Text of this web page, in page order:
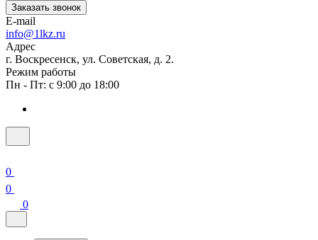
Заказать звонок
E-mail
info@1lkz.ru
Адрес
г. Воскресенск, ул. Советская, д. 2.
Режим работы
Пн - Пт: с 9:00 до 18:00
0
0
0